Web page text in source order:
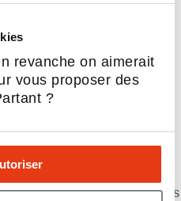
revanche on aimerait
vous proposer des
?
les
et leur stratégie
en crédit, il peut être
de conventions
c’est sans doute qu’il
Delafontaine.
son importance : la
seul de chez lui, sans